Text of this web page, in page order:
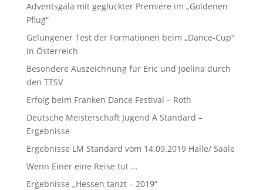
Adventsgala mit geglückter Premiere im „Goldenen
Pflug“
Gelungener Test der Formationen beim „Dance-Cup“
in Österreich
Besondere Auszeichnung für Eric und Joelina durch
den TTSV
Erfolg beim Franken Dance Festival – Roth
Deutsche Meisterschaft Jugend A Standard –
Ergebnisse
Ergebnisse LM Standard vom 14.09.2019 Halle/ Saale
Wenn Einer eine Reise tut …
Ergebnisse „Hessen tanzt – 2019“